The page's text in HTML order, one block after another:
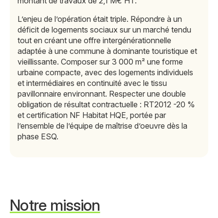
L’enjeu de l’opération était triple. Répondre à un
déficit de logements sociaux sur un marché tendu
tout en créant une offre intergénérationnelle
adaptée à une commune à dominante touristique et
vieillissante. Composer sur 3 000 m² une forme
urbaine compacte, avec des logements individuels
et intermédiaires en continuité avec le tissu
pavillonnaire environnant. Respecter une double
obligation de résultat contractuelle : RT2012 -20 %
et certification NF Habitat HQE, portée par
l’ensemble de l’équipe de maîtrise d’oeuvre dès la
phase ESQ.
Notre mission